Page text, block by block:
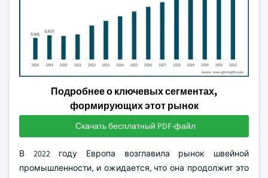
Подробнее о ключевых сегментах,
формирующих этот рынок
Скачать бесплатный PDF-файл
В 2022 году Европа возглавила рынок швейной
промышленности, и ожидается, что она продолжит это